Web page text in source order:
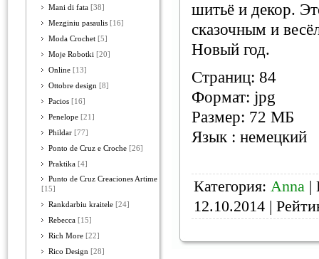
Mani di fata [38]
Mezginiu pasaulis [16]
Moda Crochet [5]
Moje Robotki [20]
Online [13]
Ottobre design [8]
Pacios [16]
Penelope [21]
Phildar [77]
Ponto de Cruz e Croche [26]
Praktika [4]
Punto de Cruz Creaciones Artime
[15]
Rankdarbiu kraitele [24]
Rebecca [15]
Rich More [22]
Rico Design [28]
шитьё и декор.
сказочным и
Новый год.
Страниц: 84
Формат: jpg
Размер: 72 МБ
Язык : немецкий
Категория: Anna |
12.10.2014 |